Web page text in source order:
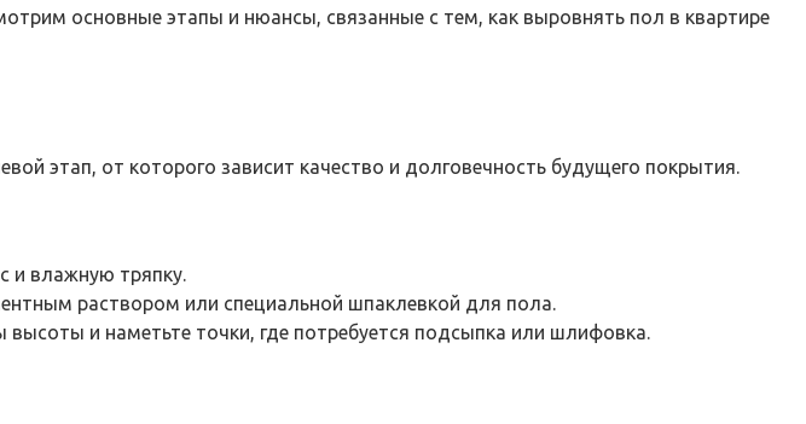
основные этапы и нюансы, связанные с тем, как выровнять пол в квартире
этап, от которого зависит качество и долговечность будущего покрытия.
и влажную тряпку.
раствором или специальной шпаклевкой для пола.
и наметьте точки, где потребуется подсыпка или шлифовка.